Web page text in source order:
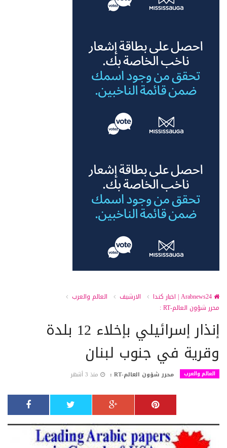
الارشيف
العالم والعرب
محرر شؤون العالم-RT :
إنذار إسرائيلي بإخلاء 12 بلدة
وقرية في جنوب لبنان
العالم والعرب محرر شؤون العالم-RT : منذ 3 أشهر